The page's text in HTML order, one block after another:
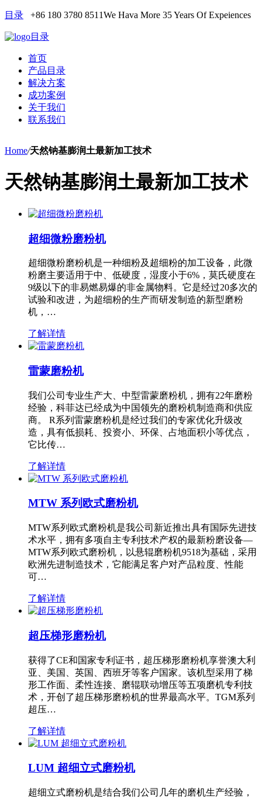
目录 +86 180 3780 8511We Hava More 35 Years Of Expeiences
目录
首页
产品目录
解决方案
成功案例
关于我们
联系我们
Home/天然钠基膨润土最新加工技术
天然钠基膨润土最新加工技术
超细微粉磨粉机
超细微粉磨粉机是一种细粉及超细粉的加工设备，此微
粉磨主要适用于中、低硬度，湿度小于6%，莫氏硬度在
9级以下的非易燃易爆的非金属物料。它是经过20多次的
试验和改进，为超细粉的生产而研发制造的新型磨粉
机，…
了解详情
雷蒙磨粉机
我们公司专业生产大、中型雷蒙磨粉机，拥有22年磨粉
经验，科菲达已经成为中国领先的磨粉机制造商和供应
商。 R系列雷蒙磨粉机是经过我们的专家优化升级改
造，具有低损耗、投资小、环保、占地面积小等优点，
它比传…
了解详情
MTW 系列欧式磨粉机
MTW系列欧式磨粉机是我公司新近推出具有国际先进技
术水平，拥有多项自主专利技术产权的最新粉磨设备—
MTW系列欧式磨粉机，以悬辊磨粉机9518为基础，采用
欧洲先进制造技术，它能满足客户对产品粒度、性能
可…
了解详情
超压梯形磨粉机
获得了CE和国家专利证书，超压梯形磨粉机享誉澳大利
亚、美国、英国、西班牙等客户国家。该机型采用了梯
形工作面、柔性连接、磨辊联动增压等五项磨机专利技
术，开创了超压梯形磨粉机的世界最高水平。TGM系列
超压…
了解详情
LUM 超细立式磨粉机
超细立式磨粉机是结合我们公司几年的磨机生产经验，